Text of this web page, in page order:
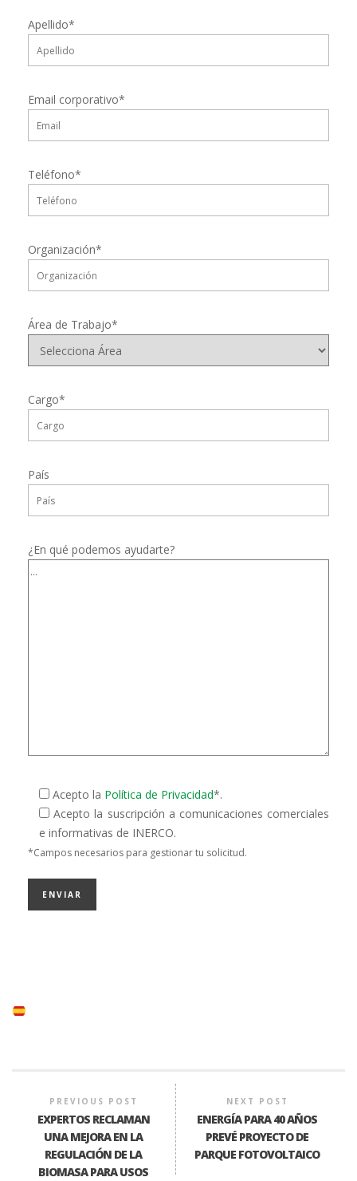
Apellido*
Email corporativo*
Teléfono*
Organización*
Área de Trabajo*
Cargo*
País
¿En qué podemos ayudarte?
Acepto la Política de Privacidad*.
Acepto la suscripción a comunicaciones comerciales
e informativas de INERCO.
*Campos necesarios para gestionar tu solicitud.
PREVIOUS POST
EXPERTOS RECLAMAN
UNA MEJORA EN LA
REGULACIÓN DE LA
BIOMASA PARA USOS
NEXT POST
ENERGÍA PARA 40 AÑOS
PREVÉ PROYECTO DE
PARQUE FOTOVOLTAICO